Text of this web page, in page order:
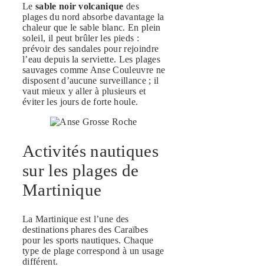
Le sable noir volcanique des
plages du nord absorbe davantage la
chaleur que le sable blanc. En plein
soleil, il peut brûler les pieds :
prévoir des sandales pour rejoindre
l’eau depuis la serviette. Les plages
sauvages comme Anse Couleuvre ne
disposent d’aucune surveillance ; il
vaut mieux y aller à plusieurs et
éviter les jours de forte houle.
Activités nautiques
sur les plages de
Martinique
La Martinique est l’une des
destinations phares des Caraïbes
pour les sports nautiques. Chaque
type de plage correspond à un usage
différent.